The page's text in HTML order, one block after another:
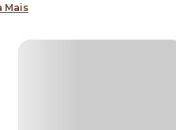
como frango, carne,
Mais